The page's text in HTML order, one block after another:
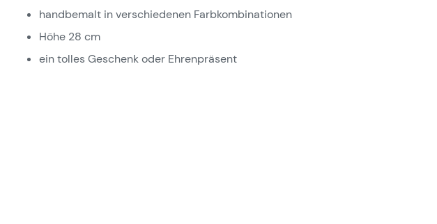
handbemalt in verschiedenen Farbkombinationen
Höhe 28 cm
ein tolles Geschenk oder Ehrenpräsent